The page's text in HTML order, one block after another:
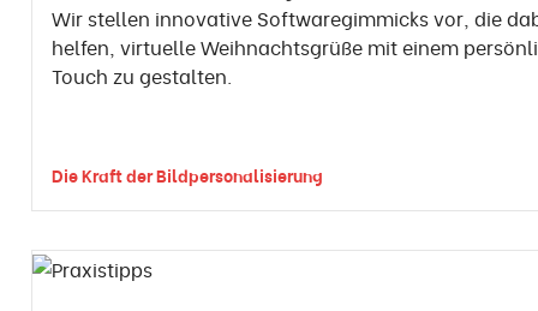
Wir stellen innovative Softwaregimmicks vor, die
helfen, virtuelle Weihnachtsgrüße mit einem
Touch zu gestalten.
Die Kraft der Bildpersonalisierung